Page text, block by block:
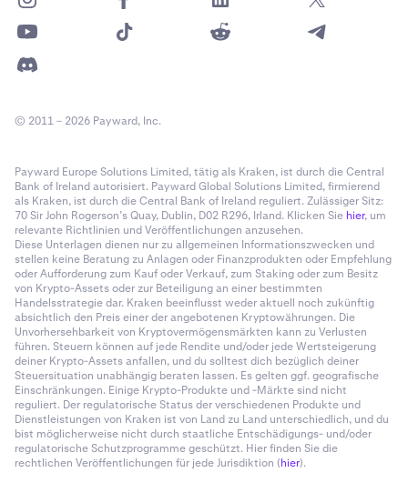
© 2011 – 2026 Payward, Inc.
Payward Europe Solutions Limited, tätig als Kraken, ist durch die Central
Bank of Ireland autorisiert. Payward Global Solutions Limited, firmierend
als Kraken, ist durch die Central Bank of Ireland reguliert. Zulässiger Sitz:
70 Sir John Rogerson’s Quay, Dublin, D02 R296, Irland. Klicken Sie hier, um
relevante Richtlinien und Veröffentlichungen anzusehen.
Diese Unterlagen dienen nur zu allgemeinen Informationszwecken und
stellen keine Beratung zu Anlagen oder Finanzprodukten oder Empfehlung
oder Aufforderung zum Kauf oder Verkauf, zum Staking oder zum Besitz
von Krypto-Assets oder zur Beteiligung an einer bestimmten
Handelsstrategie dar. Kraken beeinflusst weder aktuell noch zukünftig
absichtlich den Preis einer der angebotenen Kryptowährungen. Die
Unvorhersehbarkeit von Kryptovermögensmärkten kann zu Verlusten
führen. Steuern können auf jede Rendite und/oder jede Wertsteigerung
deiner Krypto-Assets anfallen, und du solltest dich bezüglich deiner
Steuersituation unabhängig beraten lassen. Es gelten ggf. geografische
Einschränkungen. Einige Krypto-Produkte und -Märkte sind nicht
reguliert. Der regulatorische Status der verschiedenen Produkte und
Dienstleistungen von Kraken ist von Land zu Land unterschiedlich, und du
bist möglicherweise nicht durch staatliche Entschädigungs- und/oder
regulatorische Schutzprogramme geschützt. Hier finden Sie die
rechtlichen Veröffentlichungen für jede Jurisdiktion (hier).